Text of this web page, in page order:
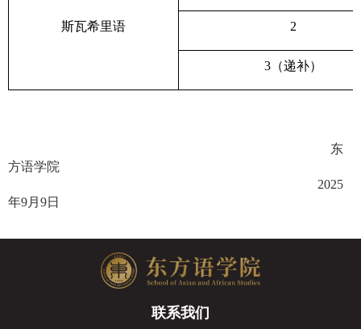
斯瓦希里语 2
3（递补）
东
方语学院
2025
年9月 9日
联系我们